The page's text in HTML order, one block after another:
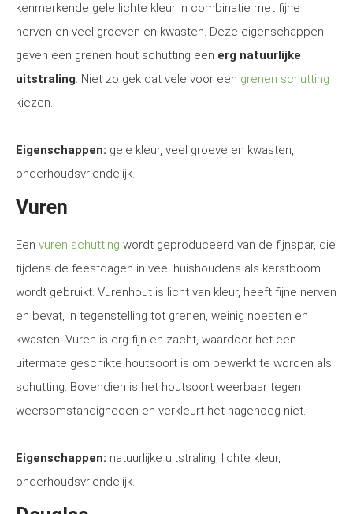
kenmerkende gele lichte kleur in combinatie met fijne
nerven en veel groeven en kwasten. Deze eigenschappen
geven een grenen hout schutting een erg natuurlijke
uitstraling. Niet zo gek dat vele voor een grenen schutting
kiezen.
Eigenschappen: gele kleur, veel groeve en kwasten,
onderhoudsvriendelijk.
Vuren
Een vuren schutting wordt geproduceerd van de fijnspar, die
tijdens de feestdagen in veel huishoudens als kerstboom
wordt gebruikt. Vurenhout is licht van kleur, heeft fijne nerven
en bevat, in tegenstelling tot grenen, weinig noesten en
kwasten. Vuren is erg fijn en zacht, waardoor het een
uitermate geschikte houtsoort is om bewerkt te worden als
schutting. Bovendien is het houtsoort weerbaar tegen
weersomstandigheden en verkleurt het nagenoeg niet.
Eigenschappen: natuurlijke uitstraling, lichte kleur,
onderhoudsvriendelijk.